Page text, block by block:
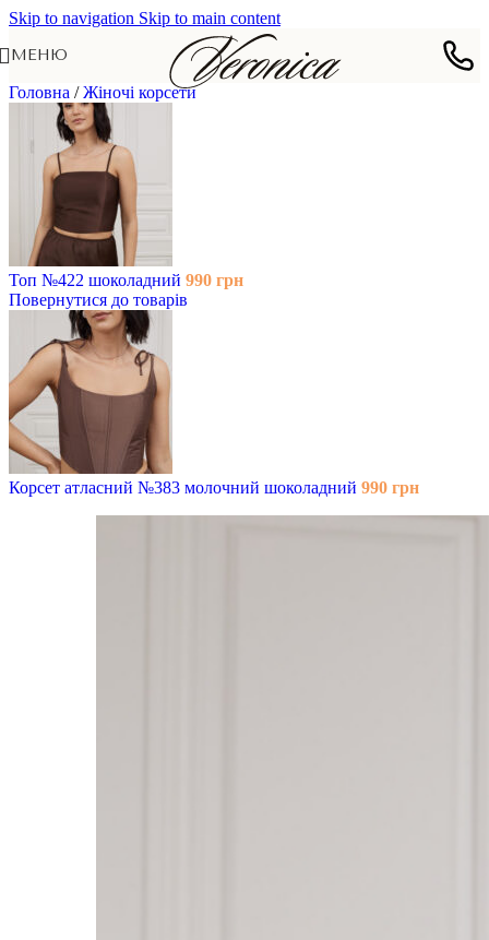
Skip to navigation Skip to main content
МЕНЮ
Головна / Жіночі корсети
Топ №422 шоколадний 990 грн
Повернутися до товарів
Корсет атласний №383 молочний шоколадний 990 грн